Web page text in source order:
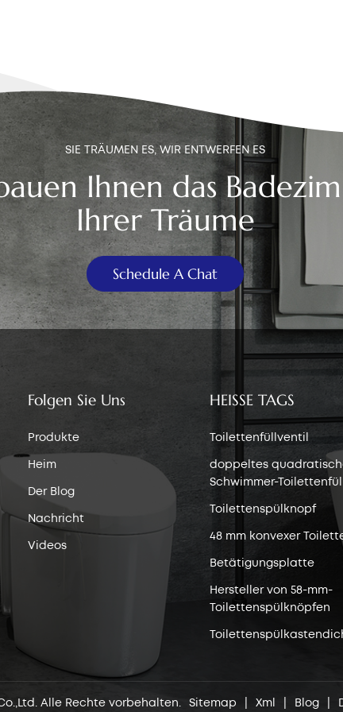
SIE TRÄUMEN ES, WIR ENTWERFEN ES
Ihnen das
Ihrer Träume
Schedule A Chat
Folgen Sie Uns
Produkte
Heim
Der Blog
Nachricht
Videos
HEISSE TAGS
Toilettenfüllventil
doppeltes
Schwimmer-
Toilettenspülknopf
48 mm konvexer
Betätigungsplatte
Hersteller von 58-mm-
Toilettenspülknöpfen
Alle Rechte vorbehalten. Sitemap Xml Blog